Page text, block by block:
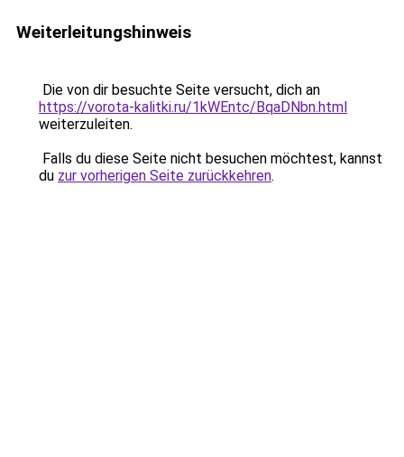
Weiterleitungshinweis
Die von dir besuchte Seite versucht, dich an
https://vorota-kalitki.ru/1kWEntc/BqaDNbn.html
weiterzuleiten.
Falls du diese Seite nicht besuchen möchtest, kannst
du zur vorherigen Seite zurückkehren.